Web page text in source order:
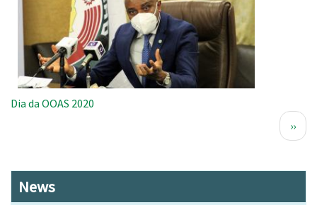
Dia da OOAS 2020
››
News